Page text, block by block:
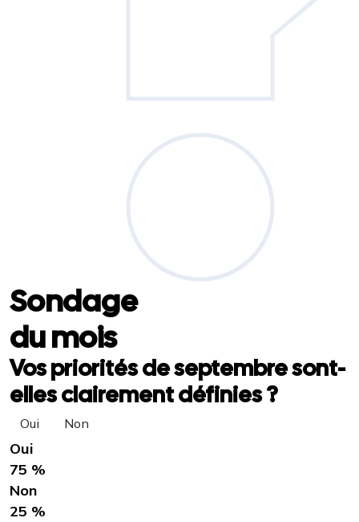
Sondage
du mois
Vos priorités de septembre sont-
elles clairement définies ?
Oui Non
Oui
75 %
Non
25 %